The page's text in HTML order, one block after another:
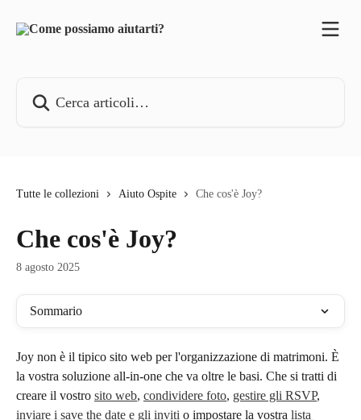
Tutte le collezioni Aiuto Ospite Che cos'è Joy?
Che cos'è Joy?
8 agosto 2025
Sommario
Joy non è il tipico sito web per l'organizzazione di matrimoni. È
la vostra soluzione all-in-one che va oltre le basi. Che si tratti di
creare il vostro sito web, condividere foto, gestire gli RSVP,
inviare i save the date e gli inviti o impostare la vostra lista